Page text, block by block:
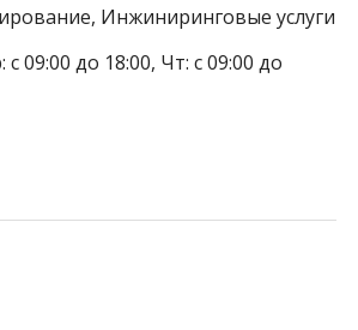
Инжиниринговые услуги
09:00 до 18:00, Чт: с 09:00 до